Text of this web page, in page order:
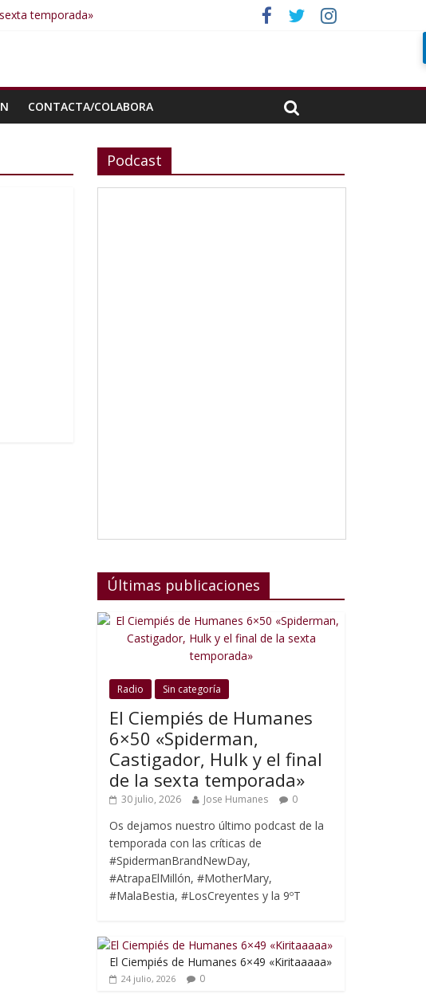
temporada»
CONTACTA/COLABORA
Podcast
Últimas publicaciones
Radio Sin categoría
El Ciempiés de Humanes
6×50 «Spiderman,
Castigador, Hulk y el final
de la sexta temporada»
30 julio, 2026 Jose Humanes 0
Os dejamos nuestro último podcast de la
temporada con las críticas de
#SpidermanBrandNewDay,
#AtrapaElMillón, #MotherMary,
#MalaBestia, #LosCreyentes y la 9ºT
El Ciempiés de Humanes 6×49 «Kiritaaaaa»
24 julio, 2026 0